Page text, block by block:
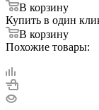
В корзину
Купить в один
В корзину
Похожие товары: